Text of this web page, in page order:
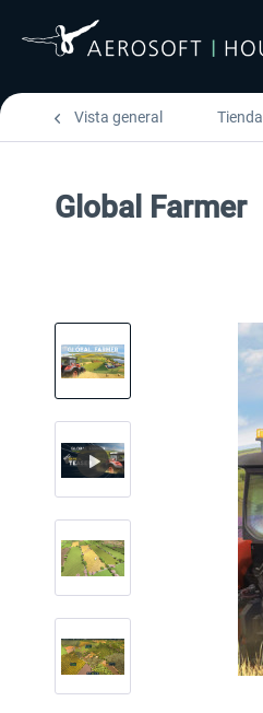
Vista general Tienda
Global Farmer